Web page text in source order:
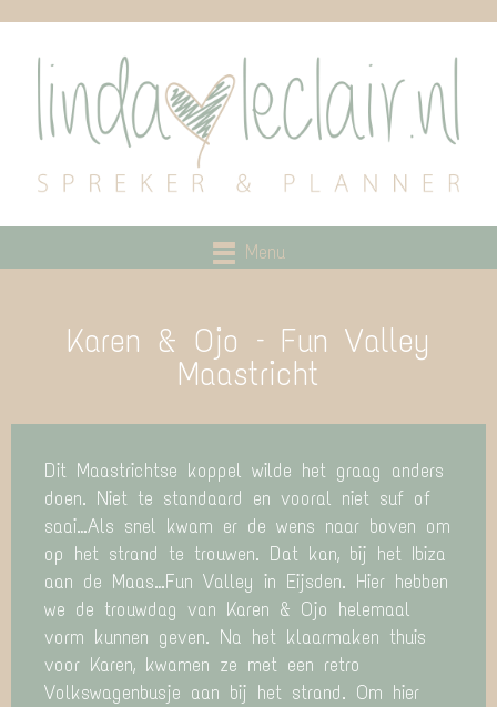
Menu
Karen & Ojo – Fun Valley
Maastricht
Dit Maastrichtse koppel wilde het graag anders
doen. Niet te standaard en vooral niet suf of
saai…Als snel kwam er de wens naar boven om
op het strand te trouwen. Dat kan, bij het Ibiza
aan de Maas…Fun Valley in Eijsden. Hier hebben
we de trouwdag van Karen & Ojo helemaal
vorm kunnen geven. Na het klaarmaken thuis
voor Karen, kwamen ze met een retro
Volkswagenbusje aan bij het strand. Om hier